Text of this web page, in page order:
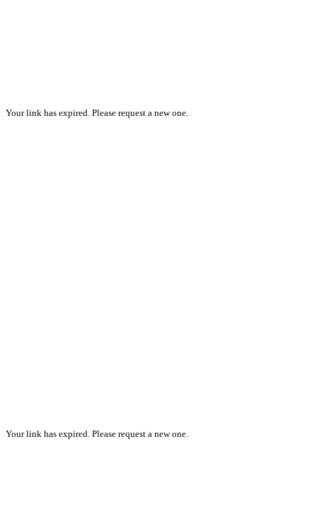
Your link has expired. Please request a new one.
Your link has expired. Please request a new one.